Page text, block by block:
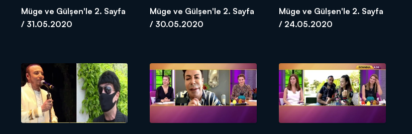
Müge ve Gülşen'le 2. Sayfa
/ 31.05.2020
Müge ve Gülşen'le 2. Sayfa
/ 30.05.2020
Müge ve Gülşen'le 2. Sayfa
/ 24.05.2020